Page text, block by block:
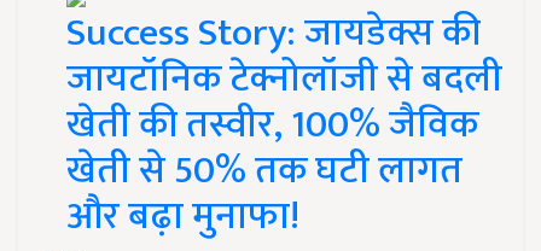
Success Story: जायडेक्स की
जायटॉनिक टेक्नोलॉजी से बदली
खेती की तस्वीर, 100% जैविक
खेती से 50% तक घटी लागत
और बढ़ा मुनाफा!